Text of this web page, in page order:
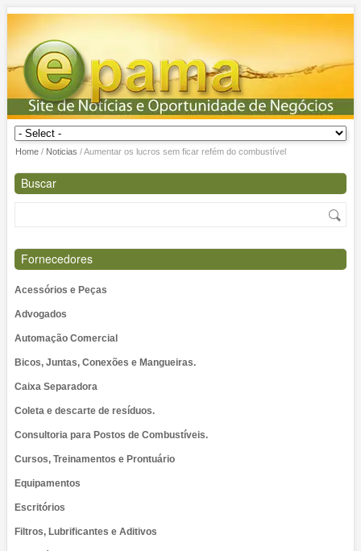
Home/ Noticias /Aumentar os lucros sem ficar refém do combustível
Buscar
Fornecedores
Acessórios e Peças
Advogados
Automação Comercial
Bicos, Juntas, Conexões e Mangueiras.
Caixa Separadora
Coleta e descarte de resíduos.
Consultoria para Postos de Combustíveis.
Cursos, Treinamentos e Prontuário
Equipamentos
Escritórios
Filtros, Lubrificantes e Aditivos